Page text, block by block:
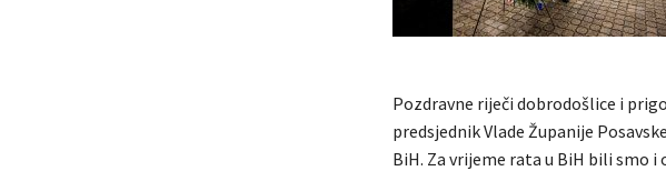
Pozdravne riječi dobrodošlice i
predsjednik Vlade Županije
BiH. Za vrijeme rata u BiH bili smo